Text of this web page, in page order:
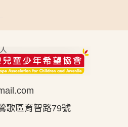
歌區育智路79號